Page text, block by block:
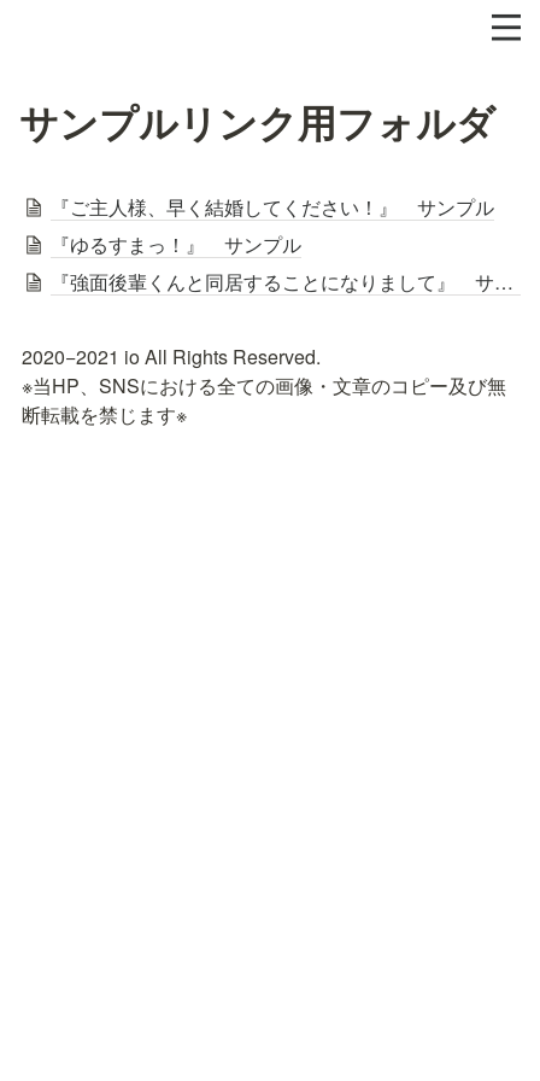
サンプルリンク用フォルダ
『ご主人様、早く結婚してください！』 サンプル
『ゆるすまっ！』 サンプル
『強面後輩くんと同居することになりまして』 サンプル
2020−2021 io All Rights Reserved.
※当HP、SNSにおける全ての画像・文章のコピー及び無
断転載を禁じます※